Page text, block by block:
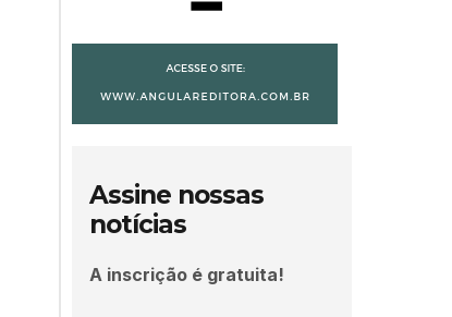
Assine nossas
notícias
A inscrição é gratuita!